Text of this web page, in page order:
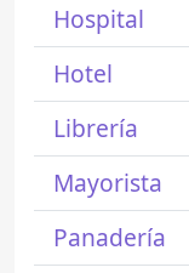
Hospital
Hotel
Librería
Mayorista
Panadería